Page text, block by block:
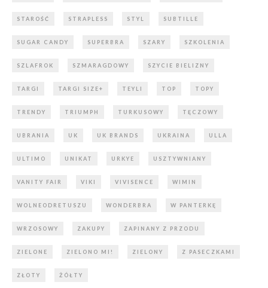
STAROŚĆ STRAPLESS STYL SUBTILLE
SUGAR CANDY SUPERBRA SZARY SZKOLENIA
SZLAFROK SZMARAGDOWY SZYCIE BIELIZNY
TARGI TARGI SIZE+ TEYLI TOP TOPY
TRENDY TRIUMPH TURKUSOWY TĘCZOWY
UBRANIA UK UK BRANDS UKRAINA ULLA
ULTIMO UNIKAT URKYE USZTYWNIANY
VANITY FAIR VIKI VIVISENCE WIMIN
WOLNEODRETUSZU WONDERBRA W PANTERKĘ
WRZOSOWY ZAKUPY ZAPINANY Z PRZODU
ZIELONE ZIELONO MI! ZIELONY Z PASECZKAMI
ZŁOTY ŻÓŁTY